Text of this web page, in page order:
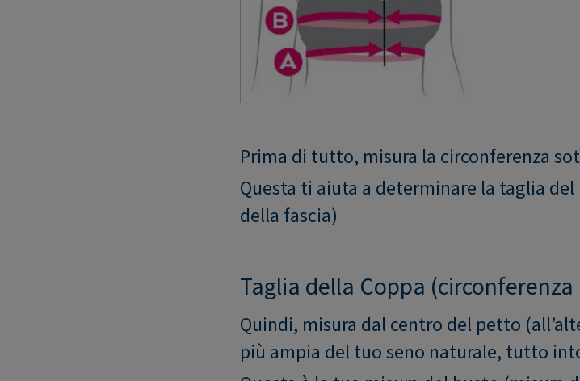
Prima di tutto, misura la circonferenza
Questa ti aiuta a determinare la taglia
della fascia)
Taglia della Coppa
Quindi, misura dal centro del petto
più ampia del tuo seno naturale, tutto